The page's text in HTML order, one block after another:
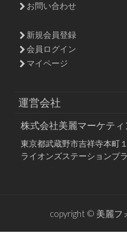
お問い合わせ
新規会員登録
会員ログイン
マイページ
運営会社
株式会社美麗マーケティ
東京都武蔵野市吉祥寺本町
ライオンズステーションプ
copyright © 美麗フ